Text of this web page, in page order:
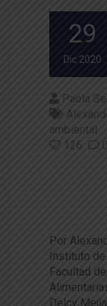
29
Dic 2020
Paola
ambiental
126
0
Por
Instituto
Facultad
Delcy